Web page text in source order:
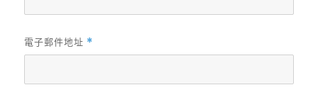
電子郵件地址 *